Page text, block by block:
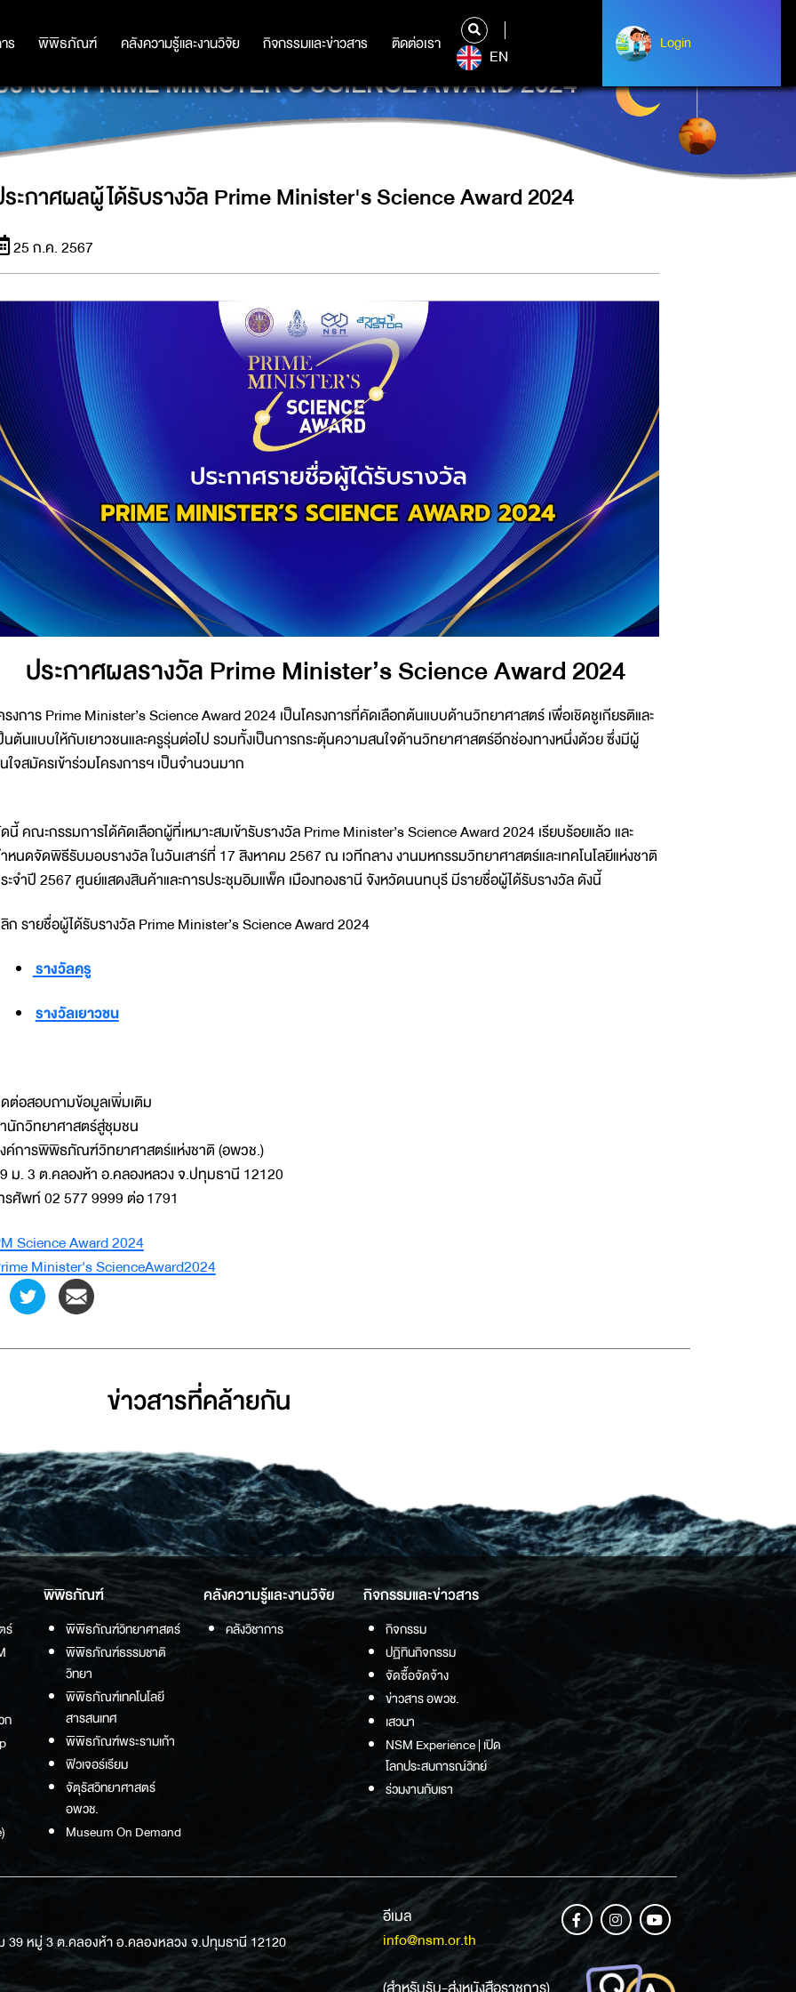
ร พิพิธภัณฑ์ คลังความรู้และงานวิจัย กิจกรรมและข่าวสาร ติดต่อเรา
ร พิพิธภัณฑ์ คลังความรู้และงานวิจัย กิจกรรมและข่าวสาร ติดต่อเรา
EN
Login
Login
างวัล PRIME MINISTER'S SCIENCE AWARD 2024
ะกาศผลผู้ได้รับรางวัล Prime Minister's Science Award 2024
25 ก.ค. 2567
ประกาศผลรางวัล Prime Minister’s Science Award 2024
รงการ Prime Minister’s Science Award 2024 เป็นโครงการที่คัดเลือกต้นแบบด้านวิทยาศาสตร์ เพื่อเชิดชูเกียรติและ
นต้นแบบให้กับเยาวชนและครูรุ่นต่อไป รวมทั้งเป็นการกระตุ้นความสนใจด้านวิทยาศาสตร์อีกช่องทางหนึ่งด้วย ซึ่งมีผู้
ใจสมัครเข้าร่วมโครงการฯ เป็นจำนวนมาก
นี้ คณะกรรมการได้คัดเลือกผู้ที่เหมาะสมเข้ารับรางวัล Prime Minister’s Science Award 2024 เรียบร้อยแล้ว และ
หนดจัดพิธีรับมอบรางวัล ในวันเสาร์ที่ 17 สิงหาคม 2567 ณ เวทีกลาง งานมหกรรมวิทยาศาสตร์และเทคโนโลยีแห่งชาติ
ะจำปี 2567 ศูนย์แสดงสินค้าและการประชุมอิมแพ็ค เมืองทองธานี จังหวัดนนทบุรี มีรายชื่อผู้ได้รับรางวัล ดังนี้
ก รายชื่อผู้ได้รับรางวัล Prime Minister’s Science Award 2024
รางวัลครู
รางวัลเยาวชน
ต่อสอบถามข้อมูลเพิ่มเติม
นักวิทยาศาสตร์สู่ชุมชน
ค์การพิพิธภัณฑ์วิทยาศาสตร์แห่งชาติ (อพวช.)
ม. 3 ต.คลองห้า อ.คลองหลวง จ.ปทุมธานี 12120
รศัพท์ 02 577 9999 ต่อ 1791
Science Award 2024
Minister's ScienceAward2024
ข่าวสารที่่คล้ายกัน
ร์
ก
พิพิธภัณฑ์
พิพิธภัณฑ์วิทยาศาสตร์
พิพิธภัณฑ์ธรรมชาติ
วิทยา
พิพิธภัณฑ์เทคโนโลยี
สารสนเทศ
พิพิธภัณฑ์พระรามเก้า
ฟิวเจอร์เรียม
จัตุรัสวิทยาศาสตร์
อพวช.
Museum On Demand
คลังความรู้และงานวิจัย
คลังวิชาการ
กิจกรรมและข่าวสาร
กิจกรรม
ปฏิทินกิจกรรม
จัดซื้อจัดจ้าง
ข่าวสาร อพวช.
เสวนา
NSM Experience | เปิด
โลกประสบการณ์วิทย์
ร่วมงานกับเรา
39 หมู่ 3 ต.คลองห้า อ.คลองหลวง จ.ปทุมธานี 12120
อีเมล
info@nsm.or.th